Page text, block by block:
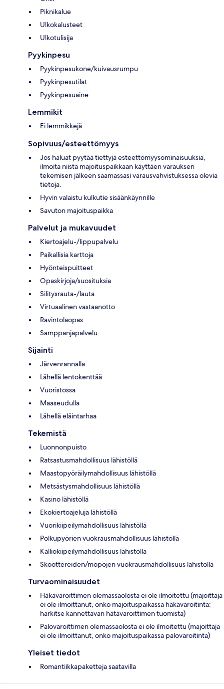
Piknikalue
Ulkokalusteet
Ulkotulisija
Pyykinpesu
Pyykinpesukone/kuivausrumpu
Pyykinpesutilat
Pyykinpesuaine
Lemmikit
Ei lemmikkejä
Sopivuus/esteettömyys
Jos haluat pyytää tiettyjä esteettömyysominaisuuksia,
ilmoita niistä majoituspaikkaan käyttäen varauksen
tekemisen jälkeen saamassasi varausvahvistuksessa olevia
tietoja.
Hyvin valaistu kulkutie sisäänkäynnille
Savuton majoituspaikka
Palvelut ja mukavuudet
Kiertoajelu-/lippupalvelu
Paikallisia karttoja
Hyönteispuitteet
Opaskirjoja/suosituksia
Silitysrauta-/lauta
Virtuaalinen vastaanotto
Ravintolaopas
Samppanjapalvelu
Sijainti
Järvenrannalla
Lähellä lentokenttää
Vuoristossa
Maaseudulla
Lähellä eläintarhaa
Tekemistä
Luonnonpuisto
Ratsastusmahdollisuus lähistöllä
Maastopyöräilymahdollisuus lähistöllä
Metsästysmahdollisuus lähistöllä
Kasino lähistöllä
Ekokiertoajeluja lähistöllä
Vuorikiipeilymahdollisuus lähistöllä
Polkupyörien vuokrausmahdollisuus lähistöllä
Kalliokiipeilymahdollisuus lähistöllä
Skoottereiden/mopojen vuokrausmahdollisuus lähistöllä
Turvaominaisuudet
Häkävaroittimen olemassaolosta ei ole ilmoitettu (majoittaja
ei ole ilmoittanut, onko majoituspaikassa häkävaroitinta:
harkitse kannettavan hätävaroittimen tuomista)
Palovaroittimen olemassaolosta ei ole ilmoitettu (majoittaja
ei ole ilmoittanut, onko majoituspaikassa palovaroitinta)
Yleiset tiedot
Romantiikkapaketteja saatavilla